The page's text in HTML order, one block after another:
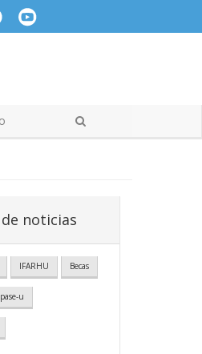
noticias
IFARHU Becas
pase-u